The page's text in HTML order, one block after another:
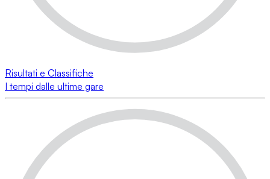
Risultati e Classifiche
I tempi dalle ultime gare